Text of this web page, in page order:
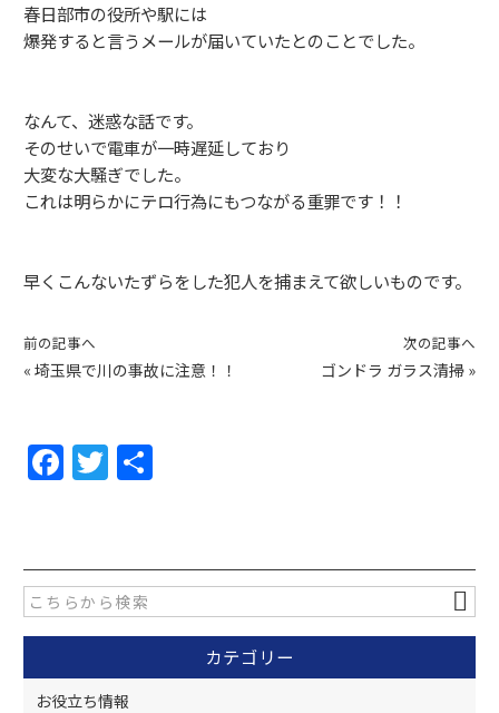
春日部市の役所や駅には
爆発すると言うメールが届いていたとのことでした。
なんて、迷惑な話です。
そのせいで電車が一時遅延しており
大変な大騒ぎでした。
これは明らかにテロ行為にもつながる重罪です！！
早くこんないたずらをした犯人を捕まえて欲しいものです。
前の記事へ
« 埼玉県で川の事故に注意！！
次の記事へ
ゴンドラ ガラス清掃 »
F
a
e
b
o
o
T
w
er
カテゴリー
お役立ち情報